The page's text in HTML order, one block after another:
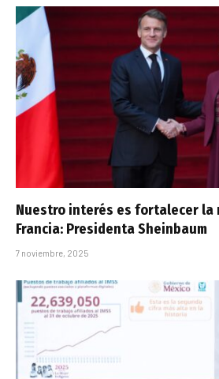
Nuestro interés es fortalecer la
Francia: Presidenta Sheinbaum
7 noviembre, 2025